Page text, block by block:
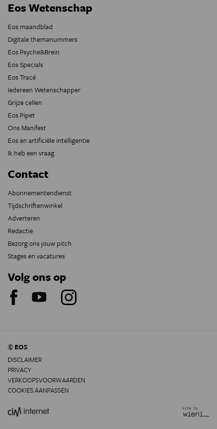
Eos Wetenschap
Eos maandblad
Digitale themanummers
Eos Psyche&Brein
Eos Specials
Eos Tracé
Iedereen Wetenschapper
Grijze cellen
Eos Pipet
Ons Manifest
Eos en artificiële intelligentie
Ik heb een vraag
Contact
Abonnementendienst
Tijdschriftenwinkel
Adverteren
Redactie
Bezorg ons jouw pitch
Stages en vacatures
Volg ons op
© EOS
DISCLAIMER
PRIVACY
VERKOOPSVOORWAARDEN
COOKIES AANPASSEN